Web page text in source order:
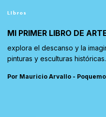
Libros
MI PRIMER LIBRO DE
explora el descanso y la
pinturas y esculturas
Por Mauricio Arvallo -